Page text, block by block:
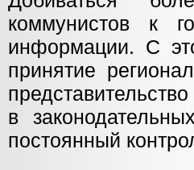
коммунистов к
информации. С
принятие
в
постоянный